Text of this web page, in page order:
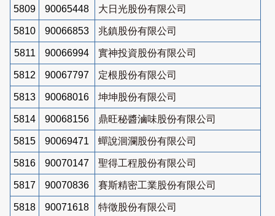
5809 90065448 大日光股份有限公司
5810 90066853 兆鎮股份有限公司
5811 90066994 實神投資股份有限公司
5812 90067797 定根股份有限公司
5813 90068016 坤坤股份有限公司
5814 90068156 鼎旺秘醬滷味股份有限公司
5815 90069471 蟬說洄瀾股份有限公司
5816 90070147 聖得工程股份有限公司
5817 90070836 賽斯精密工業股份有限公司
5818 90071618 特徵股份有限公司